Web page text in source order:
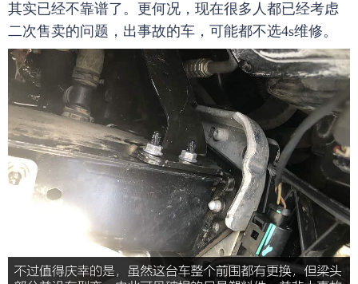
其实已经不靠谱了。更何况，现在很多人都已经考虑
二次售卖的问题，出事故的车，可能都不选4s维修。